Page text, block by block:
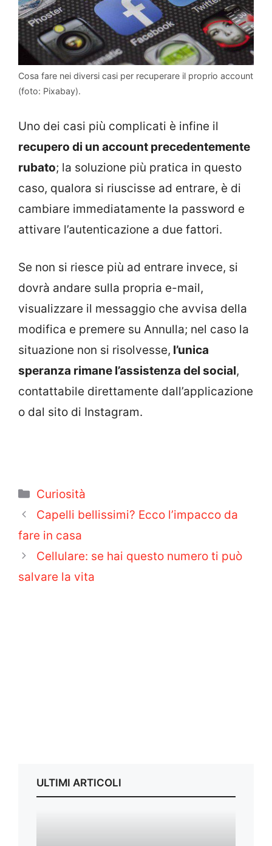
Cosa fare nei diversi casi per recuperare il proprio account
(foto: Pixabay).
Uno dei casi più complicati è infine il
recupero di un account precedentemente
rubato; la soluzione più pratica in questo
caso, qualora si riuscisse ad entrare, è di
cambiare immediatamente la password e
attivare l’autenticazione a due fattori.
Se non si riesce più ad entrare invece, si
dovrà andare sulla propria e-mail,
visualizzare il messaggio che avvisa della
modifica e premere su Annulla; nel caso la
situazione non si risolvesse, l’unica
speranza rimane l’assistenza del social,
contattabile direttamente dall’applicazione
o dal sito di Instagram.
Categorie
Curiosità
Capelli bellissimi? Ecco l’impacco da
fare in casa
Cellulare: se hai questo numero ti può
salvare la vita
ULTIMI ARTICOLI